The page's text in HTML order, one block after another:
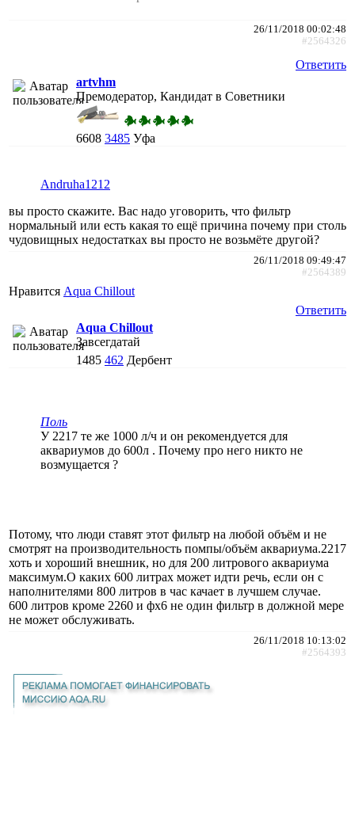
26/11/2018 00:02:48
#2564326
Ответить
artvhm
Премодератор, Кандидат в Советники
6608 3485 Уфа
Andruha1212
вы просто скажите. Вас надо уговорить, что фильтр
нормальный или есть какая то ещё причина почему при столь
чудовищных недостатках вы просто не возьмёте другой?
26/11/2018 09:49:47
#2564389
Нравится Aqua Chillout
Ответить
Aqua Chillout
Завсегдатай
1485 462 Дербент
Поль
У 2217 те же 1000 л/ч и он рекомендуется для
аквариумов до 600л . Почему про него никто не
возмущается ?
Потому, что люди ставят этот фильтр на любой объём и не
смотрят на производительность помпы/объём аквариума.2217
хоть и хороший внешник, но для 200 литрового аквариума
максимум.О каких 600 литрах может идти речь, если он с
наполнителями 800 литров в час качает в лучшем случае.
600 литров кроме 2260 и фх6 не один фильтр в должной мере
не может обслуживать.
26/11/2018 10:13:02
#2564393